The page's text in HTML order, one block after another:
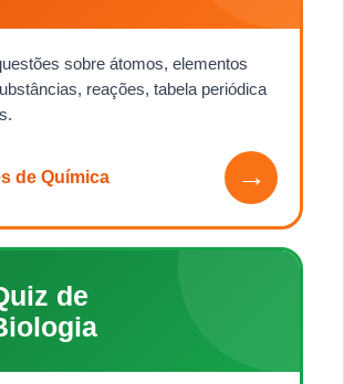
sobre átomos, elementos
reações, tabela periódica
de Química →
de